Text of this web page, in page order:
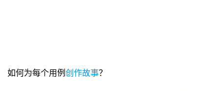
如何为每个用例 创作故事？